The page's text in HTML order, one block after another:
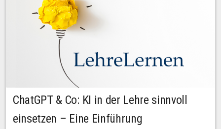
ChatGPT & Co: KI in der Lehre sinnvoll
einsetzen – Eine Einführung